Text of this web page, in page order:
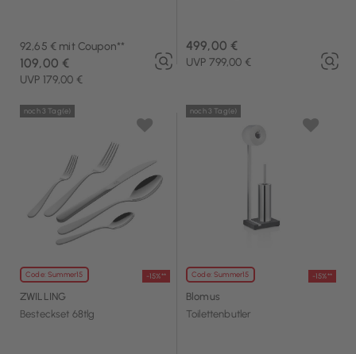
92,65 € mit Coupon**
UVP 179,00 €
109,00 €
499,00 €
UVP 799,00 €
Code: Summer15 -15%**
noch 3 Tag(e)
ZWILLING
Besteckset 68tlg
Code: Summer15 -15%**
noch 3 Tag(e)
Blomus
Toilettenbutler